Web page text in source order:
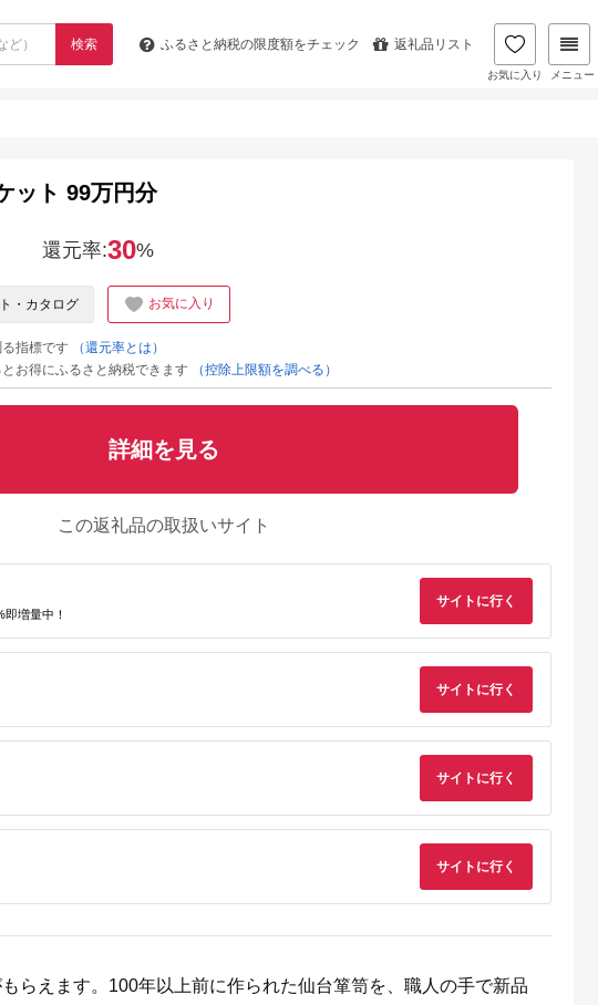
検索 ふるさと納税の限度額をチェック 返礼品リスト
お気に入り メニュー
ホ
賓舘 お食事券
F（50,000円分）【
揚げ物 母の日 ギフト
おかず 有名地元店 こ
石垣島1日アクティビ
ティ (利用券 1名様分)
北海道富良野市 日本
旅行 地域限定旅行ク
ーポン90,000円分
円
長野県 塩尻市
信州健康ランド ギフ
ト券（1000円券×9
枚） | 信州健康ラン
サウナ 大浴場 ボディ
ケア リラクゼーショ
ン 施設 宿泊 家族連
長野県 塩尻市
寄付金額:
ット 99万円分
還元率:30%
・カタログ お気に入り
指標です
（還元率とは）
お得にふるさと納税できます
（控除上限額を調べる）
詳細を見る
この返礼品の取扱いサイト
増量中！
サイトに行く
サイトに行く
サイトに行く
サイトに行く
らえます。100年以上前に作られた仙台箪笥を、職人の手で新品